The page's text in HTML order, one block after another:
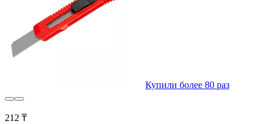
Купили более 80 раз
212 ₸